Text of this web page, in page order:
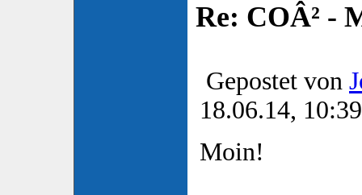
Re: COÂ² -
Gepostet von
18.06.14, 10:39
Moin!